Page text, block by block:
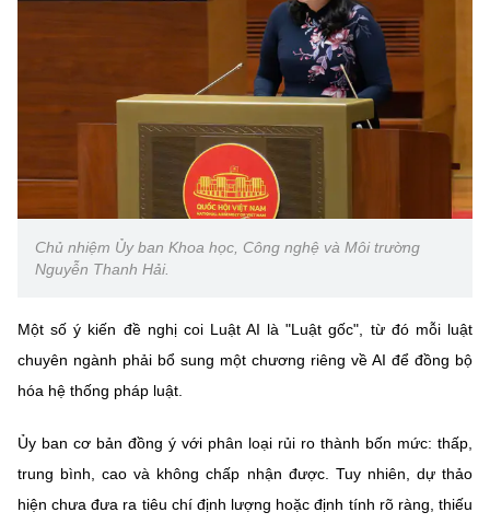
Chủ nhiệm Ủy ban Khoa học, Công nghệ và Môi trường
Nguyễn Thanh Hải.
Một số ý kiến đề nghị coi Luật AI là "Luật gốc", từ đó mỗi luật
chuyên ngành phải bổ sung một chương riêng về AI để đồng bộ
hóa hệ thống pháp luật.
Ủy ban cơ bản đồng ý với phân loại rủi ro thành bốn mức: thấp,
trung bình, cao và không chấp nhận được. Tuy nhiên, dự thảo
hiện chưa đưa ra tiêu chí định lượng hoặc định tính rõ ràng, thiếu